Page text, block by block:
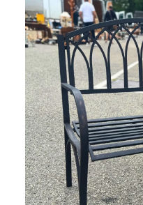
:
2
0
9
0
€
à
2
6
9
0